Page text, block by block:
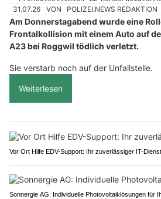
31.07.26 VON POLIZEI.NEWS REDAKTION
Am Donnerstagabend wurde eine
Frontalkollision mit einem Auto auf
A23 bei Roggwil tödlich verletzt.
Sie verstarb noch auf der Unfallstelle.
Weiterlesen
Vor Ort Hilfe EDV-Support: Ihr zuverlässiger IT-
Sonnergie AG: Individuelle Photovoltaiklösungen für